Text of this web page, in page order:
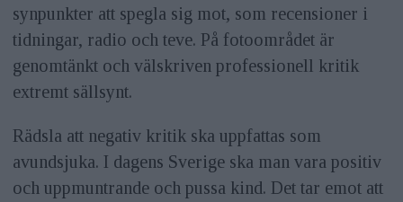
synpunkter att spegla sig mot, som recensioner i
tidningar, radio och teve. På fotoområdet är
genomtänkt och välskriven professionell kritik
extremt sällsynt.
Rädsla att negativ kritik ska uppfattas som
avundsjuka. I dagens Sverige ska man vara positiv
och uppmuntrande och pussa kind. Det tar emot att